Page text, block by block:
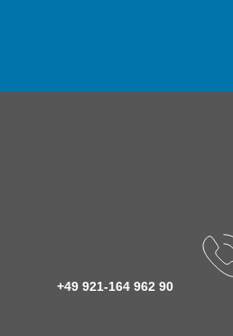
+49 921-164 962 90